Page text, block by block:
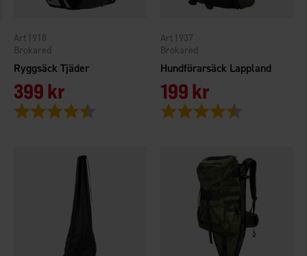
Ryggsäck Tjäder
Brokared
1918
399 kr
Betyg: 4.8 utav 5 stjärnor
Hundförarsäck Lappland
Brokared
1937
199 kr
Betyg: